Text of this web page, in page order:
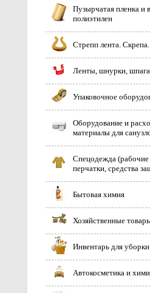
Пузырчатая пленка и
полиэтилен
Стрепп лента.
Ленты, шнурки,
Упаковочное
Оборудование и
материалы для
Спецодежда
перчатки, средства
Бытовая химия
Хозяйственные
Инвентарь для уборки
Автокосметика и